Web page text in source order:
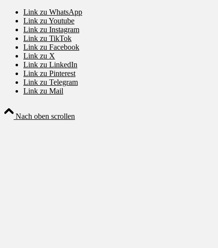
Link zu WhatsApp
Link zu Youtube
Link zu Instagram
Link zu TikTok
Link zu Facebook
Link zu X
Link zu LinkedIn
Link zu Pinterest
Link zu Telegram
Link zu Mail
Nach oben scrollen